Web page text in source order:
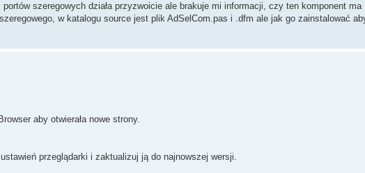
portów szeregowych działa przyzwoicie ale brakuje mi informacji, czy ten komponent ma
w katalogu source jest plik AdSelCom.pas i .dfm ale jak go zainstalować
aby otwierała nowe strony.
przeglądarki i zaktualizuj ją do najnowszej wersji.